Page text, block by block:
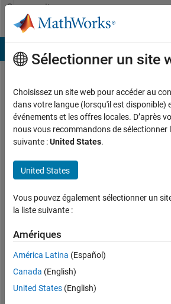
Passer au contenu
Community
Profile
Joost
Actif
depuis
2021
Followers:
Following:
Follow
Programming
Sélectionner un site
Choisissez un site web pour accéder au
dans votre langue (lorsqu'il est disponible)
événements et les offres locales. D’après
nous vous recommandons de sélectionner
suivante :United States.
United States
Vous pouvez également sélectionner un
la liste suivante :
Amériques
América Latina (Español)
Canada (English)
United States (English)